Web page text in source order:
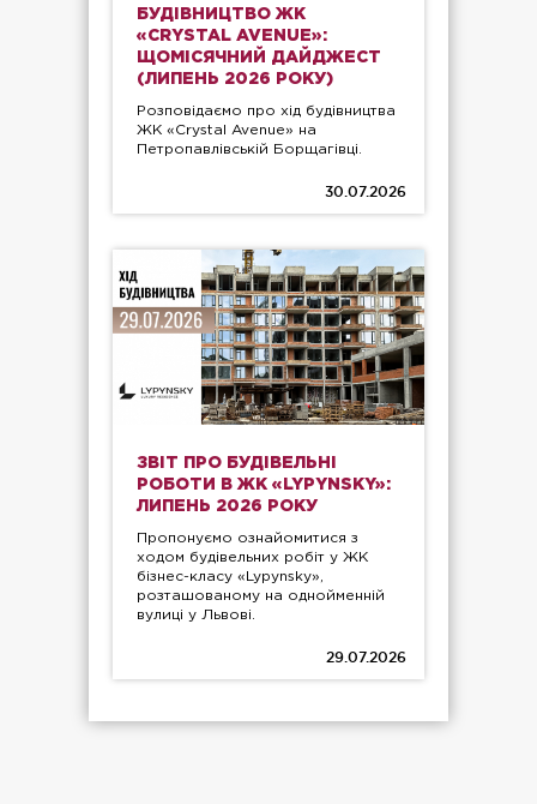
БУДІВНИЦТВО ЖК
«CRYSTAL AVENUE»:
ЩОМІСЯЧНИЙ ДАЙДЖЕСТ
(ЛИПЕНЬ 2026 РОКУ)
Розповідаємо про хід будівництва
ЖК «Crystal Avenue» на
Петропавлівській Борщагівці.
30.07.2026
ЗВІТ ПРО БУДІВЕЛЬНІ
РОБОТИ В ЖК «LYPYNSKY»:
ЛИПЕНЬ 2026 РОКУ
Пропонуємо ознайомитися з
ходом будівельних робіт у ЖК
бізнес-класу «Lypynsky»,
розташованому на однойменній
вулиці у Львові.
29.07.2026